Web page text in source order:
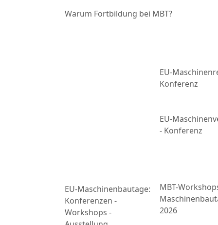
Warum Fortbildung bei MBT?
EU-Maschinenbautage:
Konferenzen -
Workshops -
EU-
Konferenz
EU-
- Konferenz
MBT-
2026